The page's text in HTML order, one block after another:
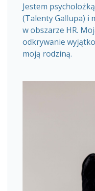
Jestem
(Talenty Gallupa) i
w obszarze HR.
odkrywanie
moją rodziną.